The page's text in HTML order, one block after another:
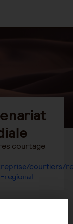
courtage
courtiers/